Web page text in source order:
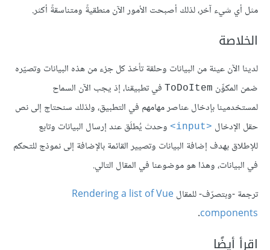
مثل أي شيء آخر، لذلك أصبحت الأمور الآن منطقيةً ومتناسقةً أكثر.
الخلاصة
لدينا الآن عينة من البيانات وحلقة تأخذ كل جزء من هذه البيانات وتصيّره
ضمن المكوِّن ToDoItem في تطبيقنا، إذ يجب الآن السماح
لمستخدمينا بإدخال عناصر مهامهم في التطبيق، ولذلك سنحتاج إلى نص
حقل الإدخال <input>
وحدث يُطلَق عند إرسال البيانات وتابع
للإطلاق بهدف إضافة البيانات وتصيير القائمة بالإضافة إلى نموذج للتحكم
في البيانات، وهذا هو موضوعنا في المقال التالي.
ترجمة -وبتصرّف- للمقالRendering a list of Vue
components
.
اقرأ أيضًا